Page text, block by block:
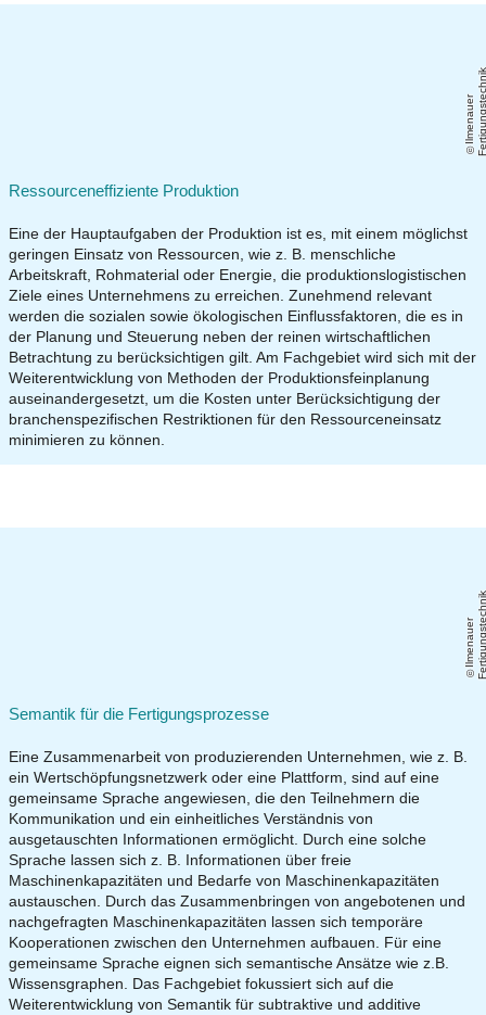
Ressourceneffiziente Produktion
Eine der Hauptaufgaben der Produktion ist es, mit einem möglichst
geringen Einsatz von Ressourcen, wie z. B. menschliche
Arbeitskraft, Rohmaterial oder Energie, die produktionslogistischen
Ziele eines Unternehmens zu erreichen. Zunehmend relevant
werden die sozialen sowie ökologischen Einflussfaktoren, die es in
der Planung und Steuerung neben der reinen wirtschaftlichen
Betrachtung zu berücksichtigen gilt. Am Fachgebiet wird sich mit der
Weiterentwicklung von Methoden der Produktionsfeinplanung
auseinandergesetzt, um die Kosten unter Berücksichtigung der
branchenspezifischen Restriktionen für den Ressourceneinsatz
minimieren zu können.
Il
m
e
n
a
u
e
r
F
e
r
ti
g
u
n
g
s
t
e
c
h
ni
Semantik für die Fertigungsprozesse
Eine Zusammenarbeit von produzierenden Unternehmen, wie z. B.
ein Wertschöpfungsnetzwerk oder eine Plattform, sind auf eine
gemeinsame Sprache angewiesen, die den Teilnehmern die
Kommunikation und ein einheitliches Verständnis von
ausgetauschten Informationen ermöglicht. Durch eine solche
Sprache lassen sich z. B. Informationen über freie
Maschinenkapazitäten und Bedarfe von Maschinenkapazitäten
austauschen. Durch das Zusammenbringen von angebotenen und
nachgefragten Maschinenkapazitäten lassen sich temporäre
Kooperationen zwischen den Unternehmen aufbauen. Für eine
gemeinsame Sprache eignen sich semantische Ansätze wie z.B.
Wissensgraphen. Das Fachgebiet fokussiert sich auf die
Weiterentwicklung von Semantik für subtraktive und additive
Il
m
e
n
a
u
e
r
F
e
r
ti
g
u
n
g
s
t
e
c
h
ni